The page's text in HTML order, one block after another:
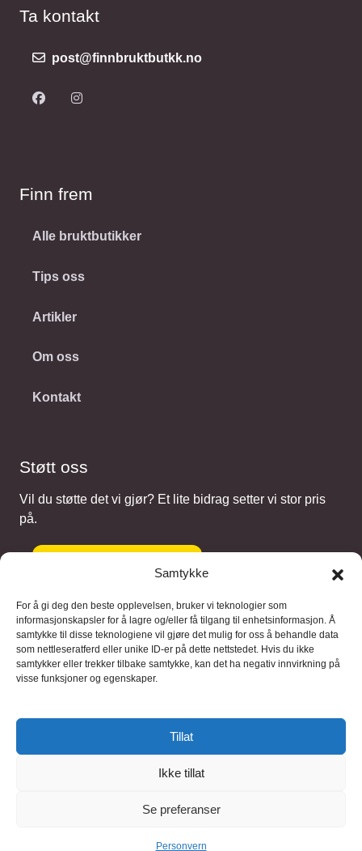
Samtykke
For å gi deg den beste opplevelsen, bruker vi teknologier som
informasjonskapsler for å lagre og/eller få tilgang til enhetsinformasjon. Å
samtykke til disse teknologiene vil gjøre det mulig for oss å behandle data
som nettleseratferd eller unike ID-er på dette nettstedet. Hvis du ikke
samtykker eller trekker tilbake samtykke, kan det ha negativ innvirkning på
visse funksjoner og egenskaper.
Tillat
Ikke tillat
Se preferanser
Personvern
Ta kontakt
post@finnbruktbutkk.no
Finn frem
Alle bruktbutikker
Tips oss
Artikler
Om oss
Kontakt
Støtt oss
Vil du støtte det vi gjør? Et lite bidrag setter vi stor pris
på.
Gi et bidrag
Samarbeidspartnere
Blaaregn – digitale tjenester